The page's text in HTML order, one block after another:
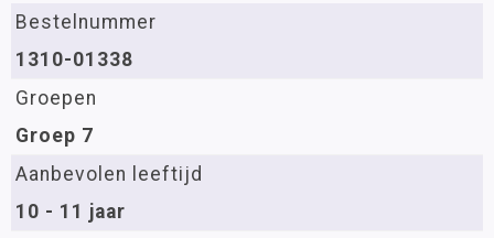
Bestelnummer
1310-01338
Groepen
Groep 7
Aanbevolen leeftijd
10 - 11 jaar